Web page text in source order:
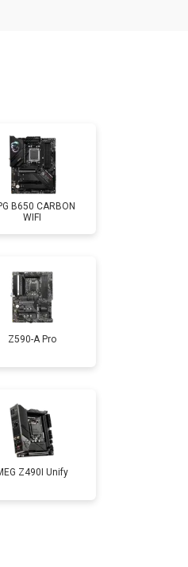
B650 CARBON
WIFI
Z590-A Pro
Z490I Unify